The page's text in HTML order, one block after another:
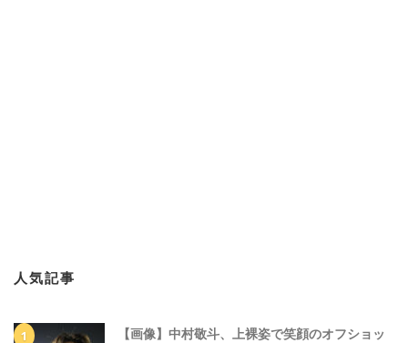
人気記事
【画像】中村敬斗、上裸姿で笑顔のオフショッ